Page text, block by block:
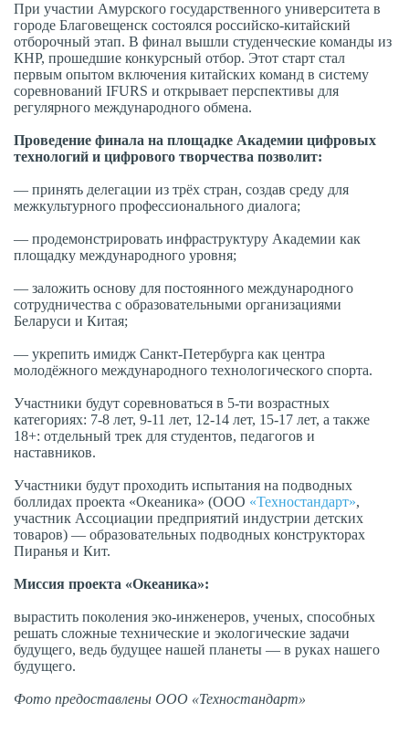
При участии Амурского государственного университета в
городе Благовещенск состоялся российско-китайский
отборочный этап. В финал вышли студенческие команды из
КНР, прошедшие конкурсный отбор. Этот старт стал
первым опытом включения китайских команд в систему
соревнований IFURS и открывает перспективы для
регулярного международного обмена.
Проведение финала на площадке Академии цифровых
технологий и цифрового творчества позволит:
— принять делегации из трёх стран, создав среду для
межкультурного профессионального диалога;
— продемонстрировать инфраструктуру Академии как
площадку международного уровня;
— заложить основу для постоянного международного
сотрудничества с образовательными организациями
Беларуси и Китая;
— укрепить имидж Санкт-Петербурга как центра
молодёжного международного технологического спорта.
Участники будут соревноваться в 5-ти возрастных
категориях: 7-8 лет, 9-11 лет, 12-14 лет, 15-17 лет, а также
18+: отдельный трек для студентов, педагогов и
наставников.
Участники будут проходить испытания на подводных
боллидах проекта «Океаника» (ООО «Техностандарт»,
участник Ассоциации предприятий индустрии детских
товаров) — образовательных подводных конструкторах
Пиранья и Кит.
Миссия проекта «Океаника»:
вырастить поколения эко-инженеров, ученых, способных
решать сложные технические и экологические задачи
будущего, ведь будущее нашей планеты — в руках нашего
будущего.
Фото предоставлены ООО «Техностандарт»